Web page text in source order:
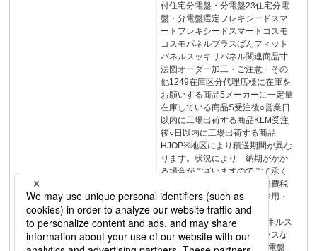
付住宅分電盤・分電盤23住宅分電
盤・分電盤選定フレキシードスマ
ートフレキシードスマートコスモ
コスモパネルプラスばんフィット
パネルスッキリパネル関連商品寸
法図オーダー加工・ご注意・その
他1249在庫区分代理店様に在庫を
お願いする商品5メーカーに一定量
在庫している商品S受注後○営業日
以内に工場出荷する商品KLM受注
後○日以内に工場出荷する商品
HJOP※地区により積送期間が異な
ります。状況により 納期がかか
る場合がございますのでご了承く
ださい。希望小売価格には消費税
は含まれておりません。主幹用・
分岐用ブレーカ1304寸法図
1336∼1340掲載頁コスモパネルス
タンダードリミッタースペースな
し寸法表示単位：mm住宅分電盤